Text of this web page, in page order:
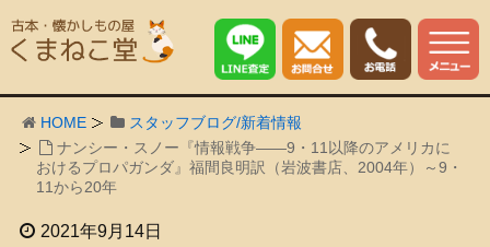
HOME
スタッフブログ/新着情報
ナンシー・スノー『情報戦争――9・11以降のアメリカに
おけるプロパガンダ』福間良明訳（岩波書店、2004年）～9・
11から20年
2021年9月14日